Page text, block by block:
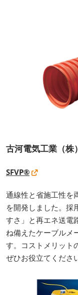
古河電気工業（株）
SFVP®
通線性と省施工性を
を開発しました。採
すさ」と再エネ送電
ね備えたケーブルメ
す。コストメリット
ぜひお役立てくださ